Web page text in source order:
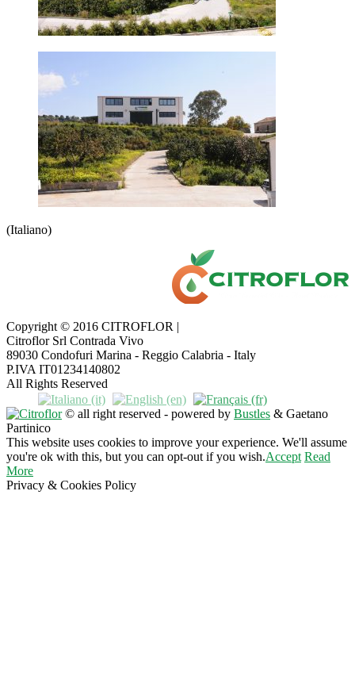
(Italiano)
Copyright © 2016 CITROFLOR |
Citroflor Srl Contrada Vivo
89030 Condofuri Marina - Reggio Calabria - Italy
P.IVA IT01234140802
All Rights Reserved
© all right reserved - powered by Bustles & Gaetano
Partinico
This website uses cookies to improve your experience. We'll assume
you're ok with this, but you can opt-out if you wish.Accept Read
More
Privacy & Cookies Policy